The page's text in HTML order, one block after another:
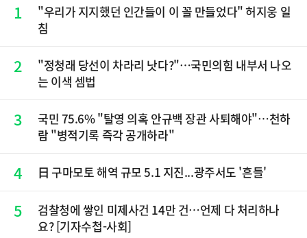
1
"우리가 지지했던 인간들이 이 꼴 만들었다" 허지웅 일
침
2
​"정청래 당선이 차라리 낫다?"…국민의힘 내부서 나오
는 이색 셈법
3
국민 75.6% "탈영 의혹 안규백 장관 사퇴해야"…천하
람 "병적기록 즉각 공개하라"
4 日 구마모토 해역 규모 5.1 지진...광주서도 '흔들'
5
검찰청에 쌓인 미제사건 14만 건…언제 다 처리하나
요? [기자수첩-사회]